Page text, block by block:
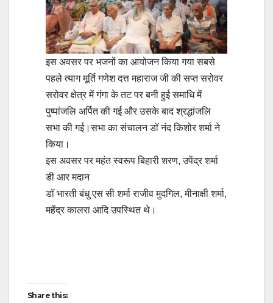
इस अवसर पर भजनों का आयोजन किया गया सबसे
पहले त्याग मूर्ति गणेश दत्त महाराज जी की सप्त सरोवर
सरोवर क्षेत्र में गंगा के तट पर बनी हुई समाधि में
पुष्पांजलि अर्पित की गई और उसके बाद श्रद्धांजलि
सभा की गई।सभा का संचालन डॉ नंद किशोर शर्मा ने
किया।
इस अवसर पर महंत स्वरूप बिहारी शरण, उपेंद्र शर्मा
डी आर मदान
डॉ भारती बंधु एस सी शर्मा राजीव मुदगिल, मीनाक्षी शर्मा,
महेंद्र कालरा आदि उपस्थित थे।
Post
Share this: